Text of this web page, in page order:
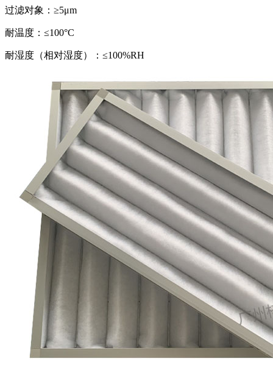
过滤对象：≥5μm
耐温度：≤100°C
耐湿度（相对湿度）：≤100%RH